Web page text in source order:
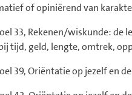
of opiniërend van
33, Rekenen/wiskunde: de
tijd, geld, lengte, omtrek,
39, Oriëntatie op jezelf en